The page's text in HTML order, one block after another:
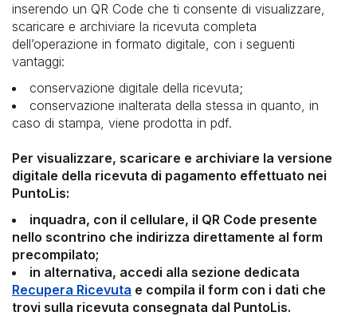
ALTRI PAGAMENTI
AMAZON PAGA IN CONTANTI
TRASPARENZA, PRIVACY E RECLAMI
FONDAZIONE TELETHON
inserendo un QR Code che ti consente di visualizzare,
scaricare e archiviare la ricevuta completa
dell’operazione in formato digitale, con i seguenti
vantaggi:
conservazione digitale della ricevuta;
conservazione inalterata della stessa in quanto, in
caso di stampa, viene prodotta in pdf.
Per visualizzare, scaricare e archiviare la versione
digitale della ricevuta di pagamento effettuato nei
PuntoLis:
inquadra, con il cellulare, il QR Code presente
nello scontrino che indirizza direttamente al form
precompilato;
in alternativa, accedi alla sezione dedicata
Recupera Ricevuta e compila il form con i dati che
trovi sulla ricevuta consegnata dal PuntoLis.